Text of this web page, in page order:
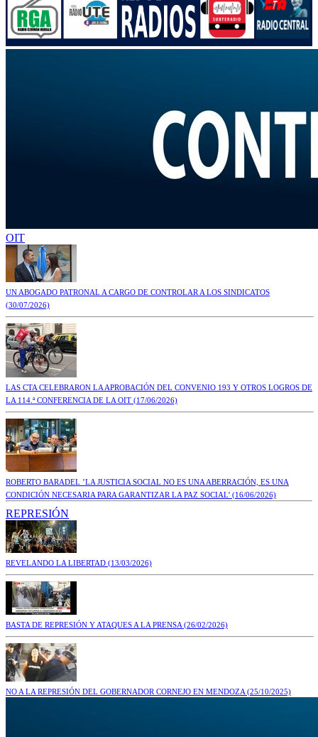
OIT
UN ABOGADO PATRONAL A CARGO DE CONTROLAR A LOS SINDICATOS
(30/07/2026)
LAS CTA CELEBRARON LA APROBACIÓN DEL CONVENIO 193 Y OTROS LOGROS DE
LA 114.ª CONFERENCIA DE LA OIT (17/06/2026)
ROBERTO BARADEL ’LA JUSTICIA SOCIAL NO ES UNA ABERRACIÓN, ES UNA
CONDICIÓN NECESARIA PARA GARANTIZAR LA PAZ SOCIAL’ (16/06/2026)
REPRESIÓN
REVELANDO LA LIBERTAD (13/03/2026)
BASTA DE REPRESIÓN Y ATAQUES A LA PRENSA (26/02/2026)
NO A LA REPRESIÓN DEL GOBERNADOR CORNEJO EN MENDOZA (25/10/2025)